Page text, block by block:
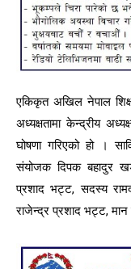
एकिकृत अखिल नेपाल
अध्यक्षतामा केन्द्रीय
घोषणा गरिएको हो ।
संयोजक दिपक बहादुर
प्रशाद भट्ट, सदस्य
राजेन्द्र प्रशाद भट्ट,